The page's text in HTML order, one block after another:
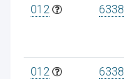
012 6338
012 6338